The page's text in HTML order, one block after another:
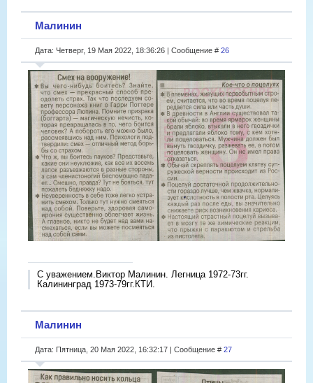
Малинин
Дата: Четверг, 19 Мая 2022, 18:36:26 | Сообщение # 26
С уважением.Виктор Малинин. Легница 1972-73гг.
Калининград 1973-79гг.КТИ.
Малинин
Дата: Пятница, 20 Мая 2022, 16:32:17 | Сообщение # 27